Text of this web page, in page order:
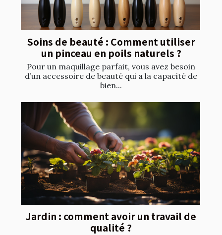
Soins de beauté : Comment utiliser
un pinceau en poils naturels ?
Pour un maquillage parfait, vous avez besoin
d’un accessoire de beauté qui a la capacité de
bien...
Jardin : comment avoir un travail de
qualité ?